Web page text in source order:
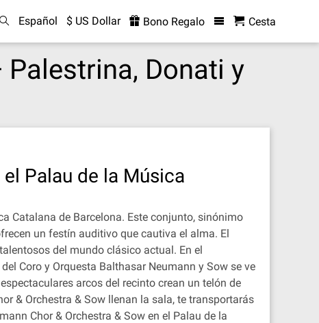
Español $ US Dollar Bono Regalo Cesta
Donati y
Palau de la Música
Catalana de Barcelona. Este conjunto, sinónimo
un festín auditivo que cautiva el alma. El
del mundo clásico actual. En el
Coro y Orquesta Balthasar Neumann y Sow se ve
arcos del recinto crean un telón de
& Orchestra & Sow llenan la sala, te transportarás
Chor & Orchestra & Sow en el Palau de la